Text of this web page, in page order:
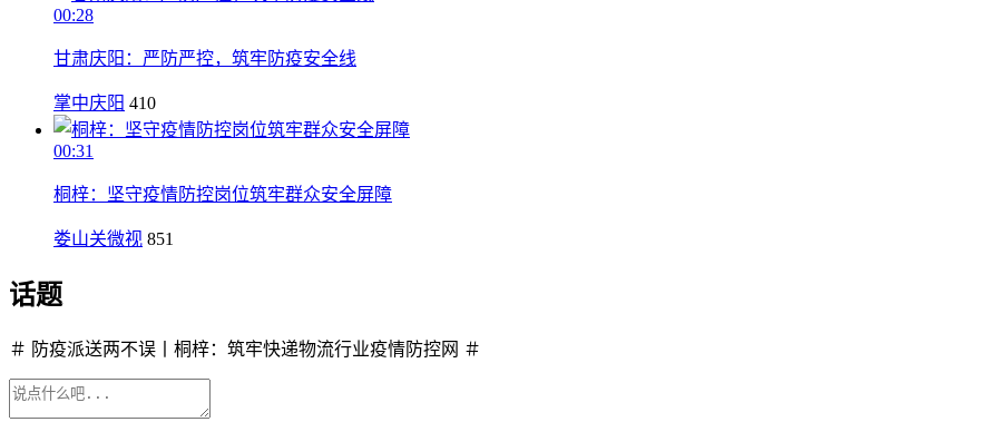
00:28
甘肃庆阳：严防严控，筑牢防疫安全线
掌中庆阳 410
00:31
桐梓：坚守疫情防控岗位筑牢群众安全屏障
娄山关微视 851
话题
＃ 防疫派送两不误丨桐梓：筑牢快递物流行业疫情防控网 ＃